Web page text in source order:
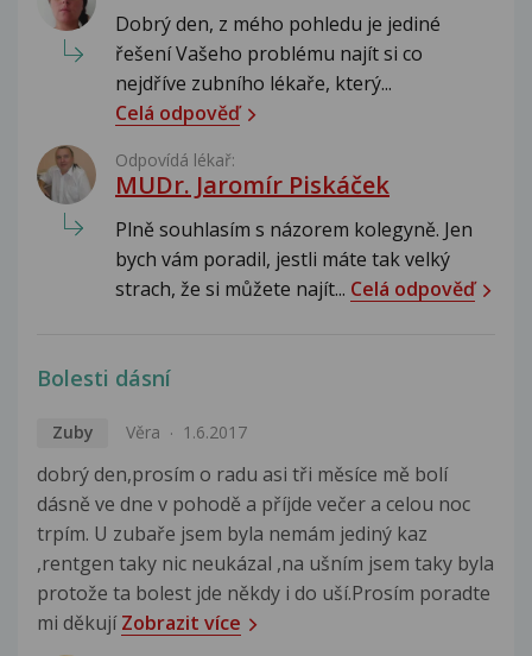
Dobrý den, z mého pohledu je jediné
řešení Vašeho problému najít si co
nejdříve zubního lékaře, který...
Celá odpověď
Odpovídá lékař:
MUDr. Jaromír Piskáček
Plně souhlasím s názorem kolegyně. Jen
bych vám poradil, jestli máte tak velký
strach, že si můžete najít... Celá odpověď
Bolesti dásní
Zuby Věra 1.6.2017
dobrý den,prosím o radu asi tři měsíce mě bolí
dásně ve dne v pohodě a příjde večer a celou noc
trpím. U zubaře jsem byla nemám jediný kaz
,rentgen taky nic neukázal ,na ušním jsem taky byla
protože ta bolest jde někdy i do uší.Prosím poradte
mi děkujíZobrazit více